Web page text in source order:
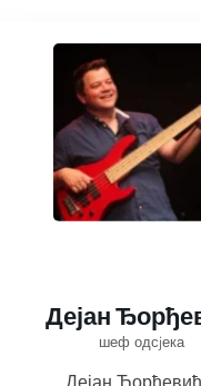
Дејан
шеф одсjека